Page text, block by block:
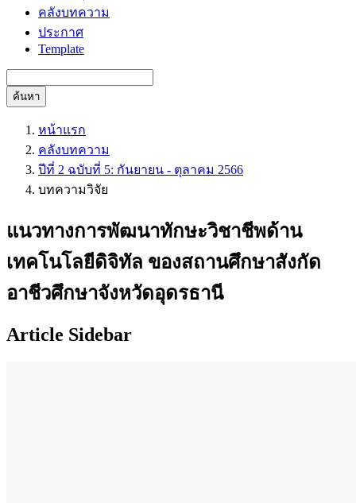
คลังบทความ
ประกาศ
Template
ค้นหา
หน้าแรก
คลังบทความ
ปีที่ 2 ฉบับที่ 5: กันยายน - ตุลาคม 2566
บทความวิจัย
แนวทางการพัฒนาทักษะวิชาชีพด้าน
เทคโนโลยีดิจิทัล ของสถานศึกษาสังกัด
อาชีวศึกษาจังหวัดอุดรธานี
Article Sidebar